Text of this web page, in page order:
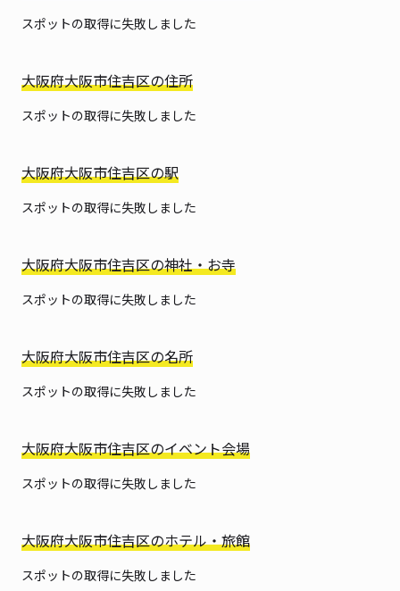
スポットの取得に失敗しました
大阪府大阪市住吉区の住所
スポットの取得に失敗しました
大阪府大阪市住吉区の駅
スポットの取得に失敗しました
大阪府大阪市住吉区の神社・お寺
スポットの取得に失敗しました
大阪府大阪市住吉区の名所
スポットの取得に失敗しました
大阪府大阪市住吉区のイベント会場
スポットの取得に失敗しました
大阪府大阪市住吉区のホテル・旅館
スポットの取得に失敗しました